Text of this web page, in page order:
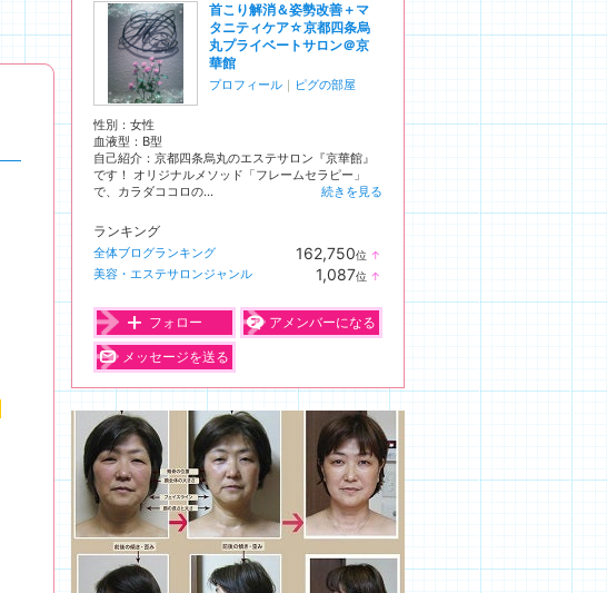
首こり解消＆姿勢改善＋マ
タニティケア☆京都四条烏
丸プライベートサロン＠京
華館
プロフィール ｜ ピグの部屋
性別： 女性
血液型： B型
自己紹介：京都四条烏丸のエステサロン『京華館』
です！ オリジナルメソッド「フレームセラピー」
で、カラダココロの...
続きを見る
ランキング
全体ブログランキング 162,750位 ↑
美容・エステサロンジャンル 1,087位 ↑
フォロー アメンバーになる
メッセージを送る